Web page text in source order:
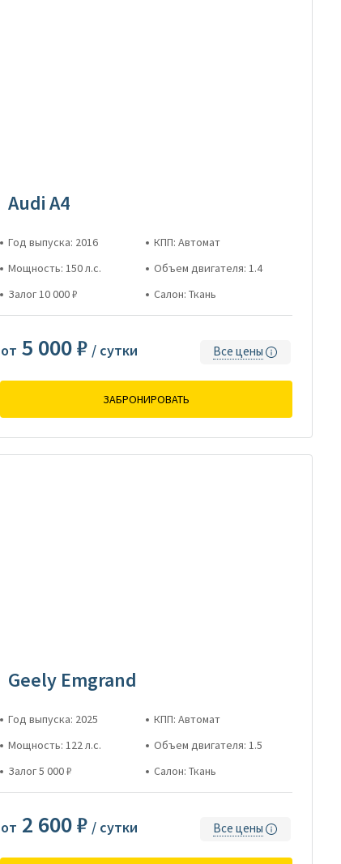
Audi A4
Год выпуска: 2016
КПП: Автомат
Мощность: 150 л.с.
Объем двигателя: 1.4
Залог 10 000 ₽
Салон: Ткань
от 5 000 ₽ / сутки Все цены
ЗАБРОНИРОВАТЬ
Geely Emgrand
Год выпуска: 2025
КПП: Автомат
Мощность: 122 л.с.
Объем двигателя: 1.5
Залог 5 000 ₽
Салон: Ткань
от 2 600 ₽ / сутки Все цены